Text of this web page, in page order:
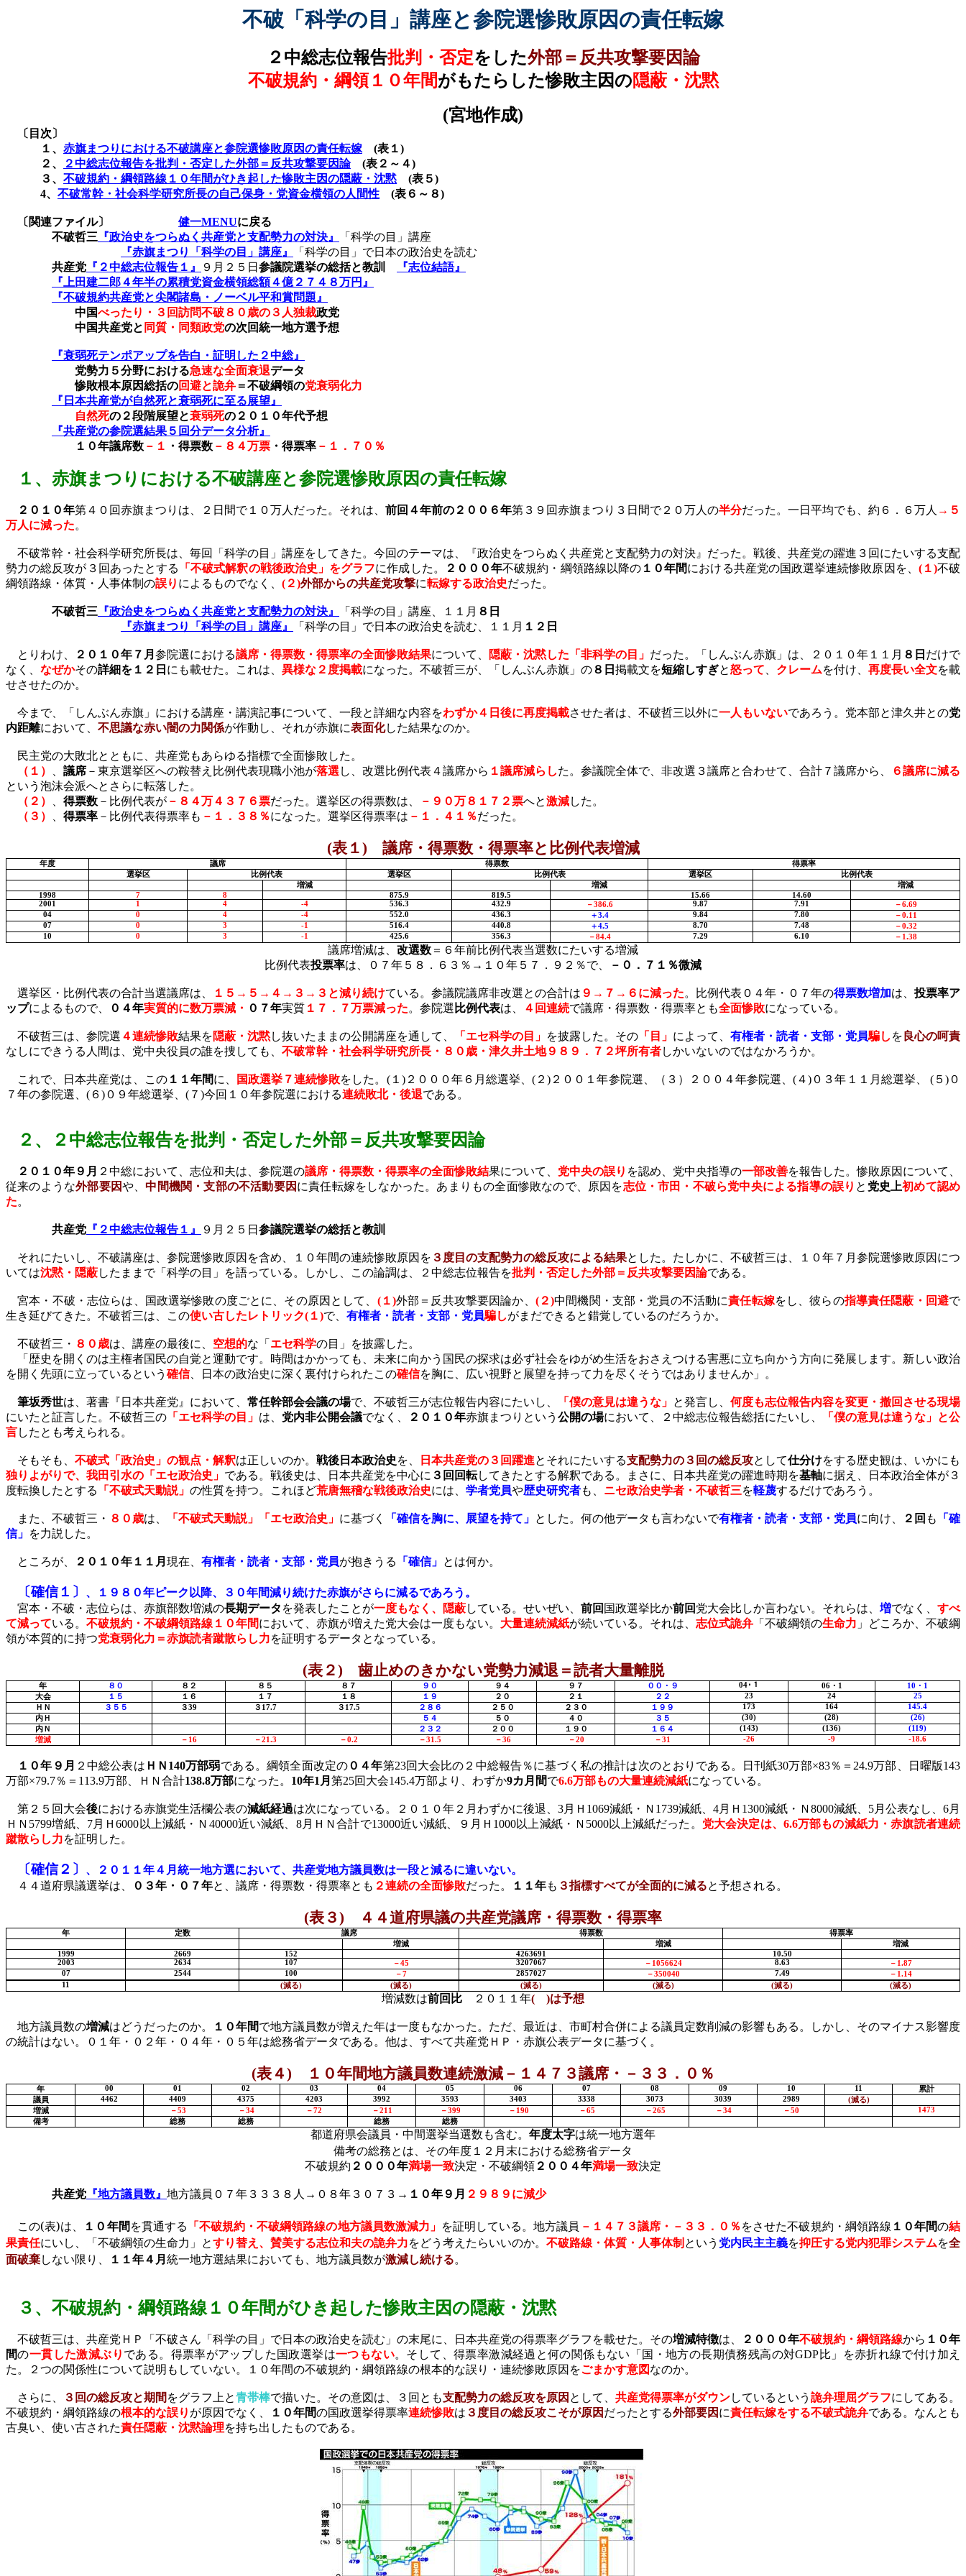
不破「科学の目」講座と参院選惨敗原因の責任転嫁
２中総志位報告批判・否定をした外部＝反共攻撃要因論
不破規約・綱領１０年間がもたらした惨敗主因の隠蔽・沈黙
(宮地作成)
〔目次〕
１、 赤旗まつりにおける不破講座と参院選惨敗原因の責任転嫁 (表１)
２、
２中総志位報告を批判・否定した外部＝反共攻撃要因論 (表２～４)
３、 不破規約・綱領路線１０年間がひき起した惨敗主因の隠蔽・沈黙 (表５)
4、 不破常幹・社会科学研究所長の自己保身・党資金横領の人間性 (表６～８)
〔関連ファイル〕 健一MENUに戻る
不破哲三 『政治史をつらぬく共産党と支配勢力の対決』
「科学の目」講座
『赤旗まつり「科学の目」講座』
「科学の目」で日本の政治史を読む
共産党 『２中総志位報告１』 ９月２５日 参議院選挙の総括と教訓
『志位結語』
『上田建二郎４年半の累積党資金横領総額４億２７４８万円』
『不破規約共産党と尖閣諸島・ノーベル平和賞問題』
中国べったり・３回訪問不破８０歳の３人独裁政党
中国共産党と 同質・同類政党の次回統一地方選予想
『衰弱死テンポアップを告白・証明した２中総』
党勢力５分野における急速な全面衰退データ
惨敗根本原因総括の回避と詭弁＝不破綱領の党衰弱化力
『日本共産党が自然死と衰弱死に至る展望』
自然死の２段階展望と衰弱死の２０１０年代予想
『共産党の参院選結果５回分データ分析』
１０年議席数 －１ ・得票数 －８４万票 ・得票率 －１．７０％
１、 赤旗まつりにおける不破講座と参院選惨敗原因の責任転嫁
２０１０年第４０回赤旗まつりは、２日間で１０万人だった。それは、 前回４年前の２００６年第３９回赤旗まつり３日間で２０万人の半分だった。一日平均でも、約６．６万人 →５
万人に減った。
不破常幹・社会科学研究所長は、毎回「科学の目」講座をしてきた。今回のテーマは、『政治史をつらぬく共産党と支配勢力の対決』だった。戦後、共産党の躍進３回にたいする支配
勢力の総反攻が３回あったとする
「不破式解釈の戦後政治史」をグラフに作成した。 ２０００年不破規約・綱領路線以降の １０年間における共産党の国政選挙連続惨敗原因を、 (１)不破
綱領路線・体質・人事体制の誤り によるものでなく、 ( ２)外部からの共産党攻撃に転嫁する政治史だった。
不破哲三 『政治史をつらぬく共産党と支配勢力の対決』 「科学の目」講座、１１月 ８日
『赤旗まつり「科学の目」講座』
「科学の目」で日本の政治史を読む、 １１月 １２日
とりわけ、 ２０１０年７月 参院選における議席・得票数・得票率の全面惨敗結果について、 隠蔽・沈黙した「非科学の目」 だった。「しんぶん赤旗」は、２０１０年１１月 ８日 だけで
なく、 なぜかその詳細を１２日 にも載せた。これは、 異様な２度掲載になった。不破哲三が、「しんぶん赤旗」の８日 掲載文を短縮しすぎと怒って クレームを付け、 再度長い全文を載
せさせたのか。
今まで、「しんぶん赤旗」における講座・講演記事について、一段と詳細な内容をわずか４日後に再度掲載させた者は、不破哲三以外に一人もいないであろう。党本部と津久井との党
内距離において、 不思議な赤い闇の力関係が作動し、それが赤旗に表面化した結果なのか。
民主党の大敗北とともに、共産党もあらゆる指標で全面惨敗した。
（１）
議席 －東京選挙区への鞍替え比例代表現職小池が落選 し、改選比例代表４議席から １議席減らした。参議院全体で、非改選３議席と合わせて、合計７議席から、
６議席に減る
という泡沫会派へとさらに転落した。
（２）
得票数 －比例代表が －８４万４３７６票だった。選挙区の得票数は、 －９０万８１７２票へと激減した。
（３）
得票率 －比例代表得票率も －１．３８％になった。選挙区得票率は －１．４１％だった。
(表１) 議席・得票数・得票率と比例代表増減
年度 議席 得票数
得票率
選挙区
比例代表 選挙区 比例代表 選挙区
比例代表
増減
増減
増減
1998
7 8 875.9 819.5 15.66
14.60
2001
1 4 -4 536.3 432.9 －386.6 9.87 7.91 －6.69
04
0 4 -4 552.0 436.3 ＋3.4 9.84 7.80 －0.11
07
0 3 -1 516.4 440.8 ＋4.5 8.70 7.48 －0.32
10
0 3 -1 425.6 356.3 －84.4 7.29 6.10 － 1.38
議席増減は、 改選数 ＝６年前比例代表当選数にたいする増減
比例代表投票率は、０７年５８．６３％→１０年５７．９２％で、 －０．７１％微減
選挙区・比例代表の合計当選議席は、 １５→５→４→３→３と減り続けている。参議院議席非改選との合計は ９→７→６に減った。比例代表０４年・０７年の得票数増加は、投票率ア
ップによるもので、 ０４年実質的に数万票減・ ０７年実質 １７．７万票減った。参院選 比例代表は、 ４回連続で議席・得票数・得票率とも全面惨敗になっている。
不破哲三は、参院選 ４連続惨敗結果を隠蔽・沈黙し抜いたままの公開講座を通して、 「エセ科学の目」 を披露した。その 「目」 によって、 有権者・読者・支部・党員騙し を 良心の呵責
なしにできうる人間は、党中央役員の誰を捜しても、 不破常幹・社会科学研究所長・８０歳・津久井土地９８９．７２坪所有者しかいないのではなかろうか。
これで、日本共産党は、この１１年間に、 国政選挙７連続惨敗をした。 (１ )２０００年６月総選挙、( ２) ２００１年参院選、（３）２００４年参院選、(４)０３年１１月総選挙、 (５ )０
７年の参院選、 ( ６ )０９年総選挙、 ( ７ )今回１０年参院選における連続敗北・後退である。
２、 ２中総志位報告を批判・否定した外部＝反共攻撃要因論
２０１０年９月 ２中総において、志位和夫は、参院選の議席・得票数・得票率の全面惨敗結果について、 党中央の誤り を認め、党中央指導の一部改善を報告した。惨敗原因について、
従来のような外部要因や、中間機関・支部の不活動要因 に責任転嫁をしなかった。あまりもの全面惨敗なので、原因を志位・市田・不破ら党中央による指導の誤り と 党史上初めて認め
た。
共産党 『２中総志位報告１』 ９月２５日 参議院選挙の総括と教訓
それにたいし、不破講座は、参院選惨敗原因を含め、１０年間の連続惨敗原因を ３度目の支配勢力の総反攻による結果とした。たしかに、不破哲三は、１０年７月参院選惨敗原因につ
いては沈黙・隠蔽したままで「科学の目」を語っている。しかし、この論調は、２中総志位報告を批判・否定した外部＝反共攻撃要因論である。
宮本・不破・志位らは、国政選挙惨敗の度ごとに、その原因として、 (１)外部＝反共攻撃要因論か、 (２)中間機関・支部・党員の不活動に責任転嫁をし、彼らの指導責任隠蔽・回避で
生き延びてきた。不破哲三は、この使い古したレトリック( １)で、 有権者・読者・支部・党員騙しがまだできると錯覚しているのだろうか。
不破哲三・ ８０歳は、講座の最後に、 空想的な「 エセ科学の目」を披露した。
「歴史を開くのは主権者国民の自覚と運動です。時間はかかっても、未来に向かう国民の探求は必ず社会をゆがめ生活をおさえつける害悪に立ち向かう方向に発展します。新しい政治
を開く先頭に立っているという 確信、日本の政治史に深く裏付けられたこの確信を胸に、広い視野と展望を持って力を尽くそうではありませんか」。
筆坂秀世は、著書『日本共産党』において、 常任幹部会会議の場で、不破哲三が志位報告内容にたいし、 「僕の意見は違うな」 と発言し、 何度も志位報告内容を変更・撤回させる現場
にいたと証言した。不破哲三の 「エセ科学の目」 は、 党内非公開会議でなく、 ２０１０年赤旗まつりという 公開の場において、２中総志位報告総括にたいし、
「僕の意見は違うな」と公
言したとも考えられる。
そもそも、 不破式「政治史」の観点・解釈は正しいのか。 戦後日本政治史 を、 日本共産党の３回躍進とそれにたいする支配勢力の３回の総反攻として仕分けをする歴史観は、いかにも
独りよがりで、我田引水の「エセ政治史」 である。戦後史は、日本共産党を中心に ３回回転してきたとする解釈である。まさに、日本共産党の躍進時期を基軸に据え、日本政治全体が３
度転換したとする
「不破式天動説」 の性質を持つ。これほど荒唐無稽な戦後政治史には、 学者党員や歴史研究者も、 ニセ政治史学者・不破哲三を軽蔑するだけであろう。
また、不破哲三・ ８０歳は、 「不破式天動説」「エセ政治史」 に基づく 「確信を胸に、展望を持て」 とした。何の他データも言わないで有権者・読者・支部・党員に向け、 ２回 も
「確
信」 を力説した。
ところが、 ２０１０年１１月 現在、 有権者・読者・支部・党員が抱きうる 「確信」 とは何か。
〔確信１〕
、１９８０年ピーク以降、３０年間減り続けた赤旗がさらに減るであろう。
宮本・不破・志位らは、赤旗部数増減の長期データ を発表したことが一度もなく、隠蔽している。せいぜい、 前回 国政選挙比か前回 党大会比しか言わない。それらは、 増でなく、 すべ
て減っている。 不破規約・不破綱領路線１０年間において、赤旗が増えた党大会は一度もない。 大量連続減紙が続いている。それは、 志位式詭弁 「不破綱領の生命力 」どころか、不破綱
領が本質的に持つ党衰弱化力＝赤旗読者蹴散らし力を証明するデータとなっている。
(表２) 歯止めのきかない党勢力減退＝読者大量離脱
年 ８０ ８２ ８５ ８７ ９０ ９４ ９７ ００・９ 04･１ 06・ 1 10 ・ 1
大会
１５ １６ １７ １８ １９ ２０ ２１ ２２ 23 24
25
ＨＮ
３５５ ３39 ３ 17.7 ３ 17.5 ２８６ ２５０ ２３０ １９９ 173 164
145.4
内Ｈ
５４ ５０ ４０ ３５ (30) (28)
(26)
内Ｎ
２３２ ２００ １９０ １６４ (143) (136)
(119)
増減
－ 16 －21.3 －0.2 －31.5 －36 －20 －31 -26 -9 -18.6
１０年９月 ２中総公表は ＨＮ 140万部弱である。綱領全面改定の０４年第23回大会比の２中総報告％に基づく私の推計は次のとおりである。日刊紙30万部×83％＝ 24.9万部、日曜版143
万部×79.7％＝ 113.9万部、ＨＮ合計138.8万部になった。 10年1 月 第25回大会145.4万部より、わずか9カ月間で6.6万部もの大量連続減紙になっている。
第２５回大会後における赤旗党生活欄公表の減紙経過は次になっている。２０１０年２月わずかに後退、 3月Ｈ 1069減紙・Ｎ 1739減紙、 4月Ｈ 1300減紙・Ｎ 8000減紙、 5月公表なし、 6月
ＨＮ 5799増紙、 7月Ｈ6000 以上減紙・Ｎ 40000近い減紙、 8月ＨＮ合計で13000近い減紙、９月Ｈ 1000以上減紙・Ｎ 5000以上減紙だった。 党大会決定は、 6.6万部もの減紙力・赤旗読者連続
蹴散らし力を証明した。
〔確信２〕
、２０１１年４月統一地方選において、共産党地方議員数は一段と減るに違いない。
４４道府県議選挙は、
０３年・０７年と、議席・得票数・得票率とも ２連続の全面惨敗だった。 １１年も ３指標すべてが全面的に減ると予想される。
(表３) ４４道府県議の共産党議席・得票数・得票率
年 定数 議席 得票数
得票率
増減
増減
増減
1999
2669 152 4263691
10.50
2003
2634 107 －45 3207067 － 1056624 8.63 － 1.87
07
2544 100 －7 2857027 －350040 7.49 － 1.14
11
(減る) (減る) (減る) (減る) (減る) (減る)
増減数は前回比 ２０１１年( )は予想
地方議員数の増減はどうだったのか。 １０年間で地方議員数が増えた年は一度もなかった。ただ、最近は、市町村合併による議員定数削減の影響もある。しかし、そのマイナス影響度
の統計はない。０１年・０２年・０４年・０５年は総務省データである。他は、すべて共産党ＨＰ・赤旗公表データに基づく。
(表４) １０年間地方議員数連続激減－１４７３議席・－３３．０％
年 00 01 02 03 04 05 06 07 08 09 10 11
累計
議員
4462 4409 4375 4203 3992 3593 3403 3338 3073 3039 2989 (減る)
増減
－53 －34 －72 －211 －399 － 190 －65 －265 －34 －50
1473
備考
総務 総務 総務 総務
都道府県会議員・中間選挙当選数も含む。 年度太字は統一地方選年
備考の総務とは、その年度１２月末における総務省データ
不破規約 ２０００年満場一致決定・不破綱領 ２００４年満場一致決定
共産党 『地方議員数』 地方議員０７年３３３８人→０８年３０７３→ １０年９月 ２９８９に減少
この(表)は、 １０年間を貫通する 「不破規約・不破綱領路線の地方議員数激減力」 を証明している。地方議員 －１４７３議席・－３３．０％をさせた不破規約・綱領路線 １０年間の結
果責任にいし、「不破綱領の生命力」とすり替え、賛美する志位和夫の詭弁力をどう考えたらいいのか。 不破路線・体質・人事体制という 党内民主主義を抑圧する党内犯罪システムを全
面破棄しない限り、 １１年４月統一地方選結果においても、地方議員数が激減し続ける。
３、 不破規約・綱領路線１０年間がひき起した惨敗主因の隠蔽・沈黙
不破哲三は、共産党ＨＰ「不破さん「科学の目」で日本の政治史を読む」の末尾に、日本共産党の得票率グラフを載せた。その増減特徴は、 ２０００年不破規約・綱領路線から １０年
間の一貫した激減ぶり である。得票率がアップした国政選挙は一つもない。そして、得票率激減経過と何の関係もない「国・地方の長期債務残高の対GDP比」を赤折れ線で付け加え
た。２つの関係性について説明もしていない。１０年間の不破規約・綱領路線の根本的な誤り・連続惨敗原因をごまかす意図 なのか。
さらに、 ３回の総反攻と期間 をグラフ上と青帯棒で描いた。その意図は、３回とも支配勢力の総反攻を原因 として、 共産党得票率がダウンしているという 詭弁理屈グラフにしてある。
不破規約・綱領路線の根本的な誤り が原因でなく、 １０年間の国政選挙得票率連続惨敗は ３度目の総反攻こそが原因 だったとする外部要因 に責任転嫁をする不破式詭弁である。なんとも
古臭い、使い古された責任隠蔽・沈黙論理を持ち出したものである。